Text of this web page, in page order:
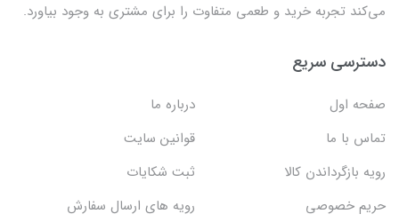
می‌کند تجربه خرید و طعمی متفاوت را برای مشتری به وجود بیاورد.
دسترسی سریع
صفحه اول
درباره ما
تماس با ما
قوانین سایت
رویه بازگرداندن کالا
ثبت شکایات
حریم خصوصی
رویه های ارسال سفارش